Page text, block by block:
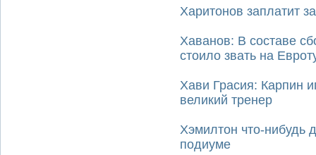
Харитонов заплатит
Хаванов: В составе
стоило звать на
Хави Грасия: Карпин
великий тренер
Хэмилтон что-нибудь
подиуме